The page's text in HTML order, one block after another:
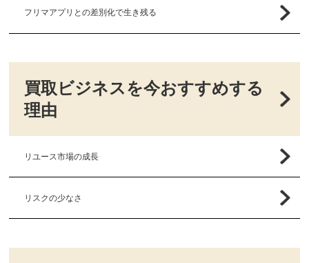
フリマアプリとの差別化で生き残る
買取ビジネスを今おすすめする
理由
リユース市場の成長
リスクの少なさ